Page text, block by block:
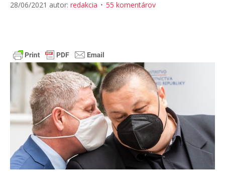
28/06/2021 autor: redakcia 55 komentárov